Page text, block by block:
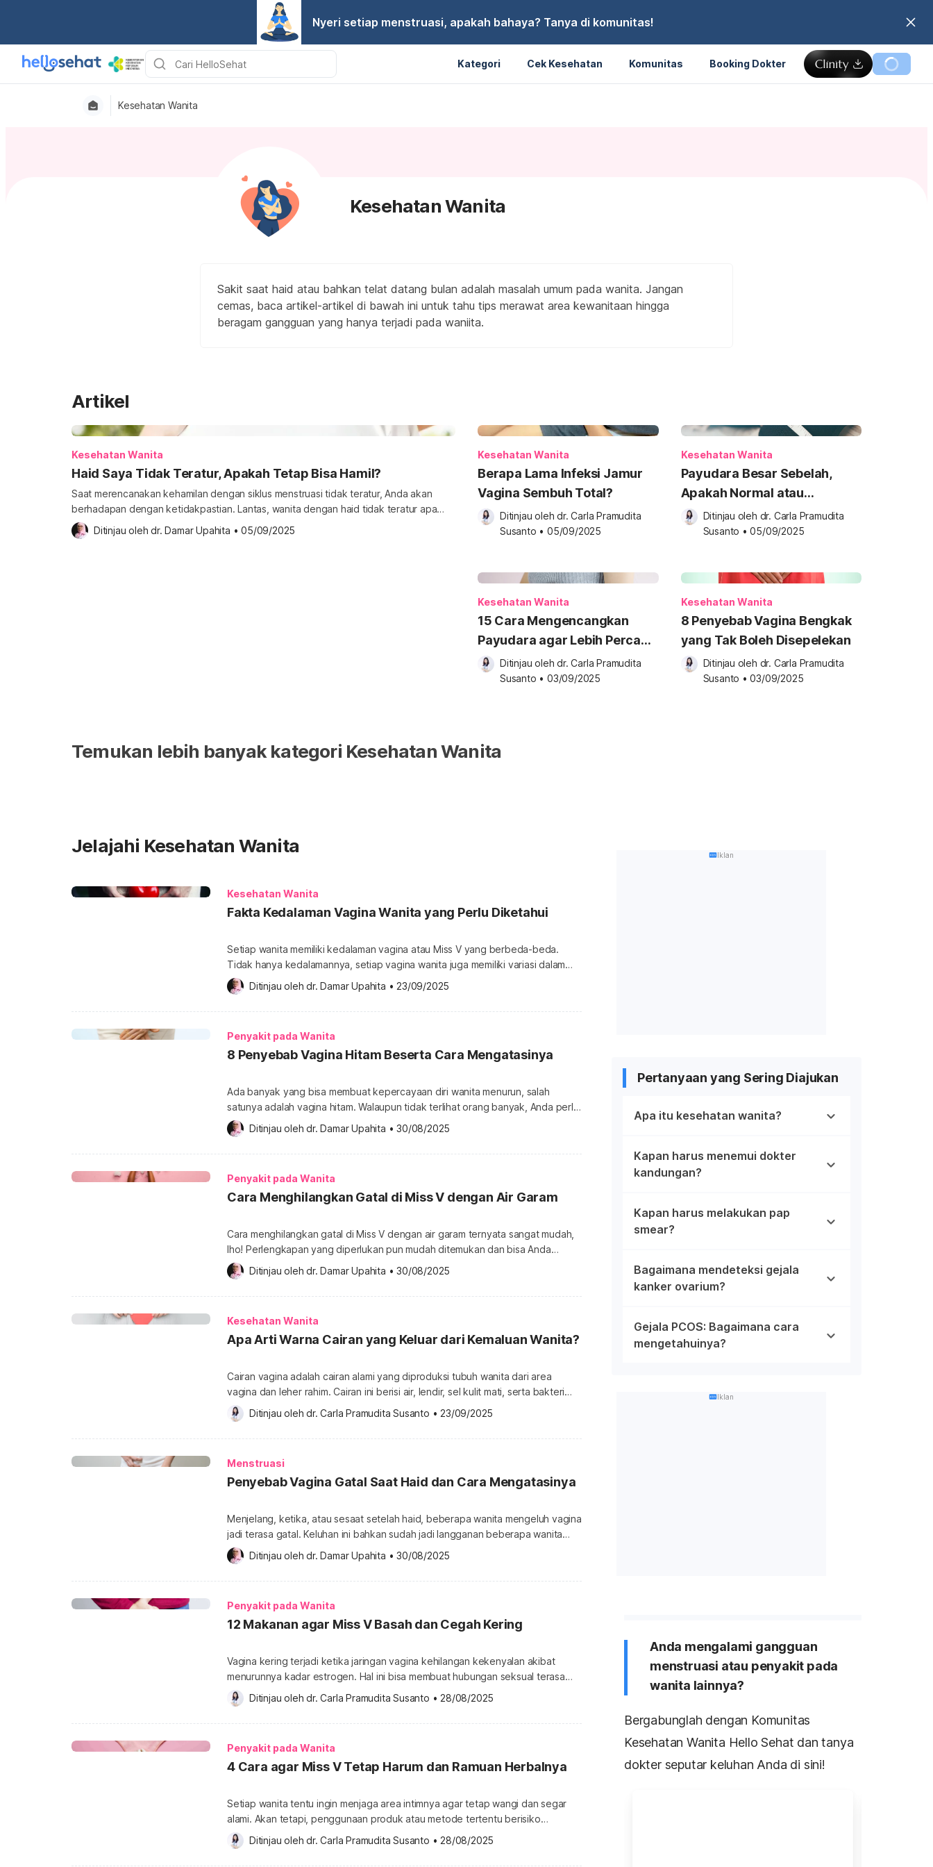
Nyeri setiap menstruasi, apakah bahaya? Tanya di komunitas!
Kategori Cek Kesehatan Komunitas Booking Dokter
Kesehatan Wanita
Kesehatan Wanita
Sakit saat haid atau bahkan telat datang bulan adalah masalah umum pada wanita. Jangan
cemas, baca artikel-artikel di bawah ini untuk tahu tips merawat area kewanitaan hingga
beragam gangguan yang hanya terjadi pada waniita.
Artikel
Kesehatan Wanita
Haid Saya Tidak Teratur, Apakah Tetap Bisa Hamil?
Saat merencanakan kehamilan dengan siklus menstruasi tidak teratur, Anda akan
berhadapan dengan ketidakpastian. Lantas, wanita dengan haid tidak teratur apa
bisa hamil? Simak penjelasannya di bawah ini. Apakah kondisi haid tidak teratur bisa
hamil? Wanita yang mengalami haid walaupun tidak teratur masih bisa hamil. Namun,
Ditinjau oleh dr. Damar Upahita • 05/09/2025
Kesehatan Wanita
Berapa Lama Infeksi Jamur
Vagina Sembuh Total?
Ditinjau oleh dr. Carla Pramudita
Susanto • 05/09/2025
Kesehatan Wanita
Payudara Besar Sebelah,
Apakah Normal atau
Berbahaya?
Ditinjau oleh dr. Carla Pramudita
Susanto • 05/09/2025
Kesehatan Wanita
15 Cara Mengencangkan
Payudara agar Lebih Percaya
Diri Ditinjau oleh dr. Carla Pramudita
Susanto • 03/09/2025
Kesehatan Wanita
8 Penyebab Vagina Bengkak
yang Tak Boleh Disepelekan
Ditinjau oleh dr. Carla Pramudita
Susanto • 03/09/2025
Temukan lebih banyak kategori Kesehatan Wanita
Jelajahi Kesehatan Wanita
Kesehatan Wanita
Fakta Kedalaman Vagina Wanita yang Perlu Diketahui
Setiap wanita memiliki kedalaman vagina atau Miss V yang berbeda-beda.
Tidak hanya kedalamannya, setiap vagina wanita juga memiliki variasi dalam
bentuk dan ukurannya. Jadi berapa ukuran normal kedalaman Miss V wanita?
Berikut penjelasannya. Berapa ukuran normal kedalaman vagina? Pada
dasarnya, setiap wanita memiliki bentuk tubuh yang berbeda-beda. Ambil
Ditinjau oleh dr. Damar Upahita • 23/09/2025
Penyakit pada Wanita
8 Penyebab Vagina Hitam Beserta Cara Mengatasinya
Ada banyak yang bisa membuat kepercayaan diri wanita menurun, salah
satunya adalah vagina hitam. Walaupun tidak terlihat orang banyak, Anda perlu
mewaspadai kondisi ini. Sebenarnya, apa saja penyebab vagina atau Miss V
wanita menjadi hitam? Simak penjelasan dalam artikel ini. Penyebab vagina
menjadi hitam Setiap wanita bisa memiliki ukuran, bentuk, dan warna vagina
Ditinjau oleh dr. Damar Upahita • 30/08/2025
Penyakit pada Wanita
Cara Menghilangkan Gatal di Miss V dengan Air Garam
Cara menghilangkan gatal di Miss V dengan air garam ternyata sangat mudah,
lho! Perlengkapan yang diperlukan pun mudah ditemukan dan bisa Anda
lakukan sendiri di rumah. Untuk lebih jelasnya, yuk simak pembahasan berikut!
Apakah air garam ampuh untuk gatal Miss V? Ya, air garam membantu
mengatasi gatal pada Miss V, bahkan cara ini sudah dilakukan secara turun-
Ditinjau oleh dr. Damar Upahita • 30/08/2025
Kesehatan Wanita
Apa Arti Warna Cairan yang Keluar dari Kemaluan Wanita?
Cairan vagina adalah cairan alami yang diproduksi tubuh wanita dari area
vagina dan leher rahim. Cairan ini berisi air, lendir, sel kulit mati, serta bakteri
baik, dan berfungsi menjaga vagina tetap lembap, bersih, terlindungi dari
infeksi, dan mendukung kesuburan. Lantas, seperti apa warna cairan
perempuan yang normal? Macam-macam warna cairan perempuan Biasanya,
Ditinjau oleh dr. Carla Pramudita Susanto • 23/09/2025
Menstruasi
Penyebab Vagina Gatal Saat Haid dan Cara Mengatasinya
Menjelang, ketika, atau sesaat setelah haid, beberapa wanita mengeluh vagina
jadi terasa gatal. Keluhan ini bahkan sudah jadi langganan beberapa wanita
setiap bulannya. Sebenarnya, apa yang menyebabkan vagina gatal saat haid?
Apakah hal ini wajar? Berikut ulasannya. Berbagai penyebab vagina gatal saat
haid Meskipun cukup sering terjadi, vagina gatal saat haid sebaiknya tidak
Ditinjau oleh dr. Damar Upahita • 30/08/2025
Penyakit pada Wanita
12 Makanan agar Miss V Basah dan Cegah Kering
Vagina kering terjadi ketika jaringan vagina kehilangan kekenyalan akibat
menurunnya kadar estrogen. Hal ini bisa membuat hubungan seksual terasa
tak nyaman bahkan menyakitkan. Selain menggunakan obat-obatan, Anda bisa
konsumsi makanan agar Miss V basah. Makanan untuk mengatasi vagina kering
Kekeringan vagina adalah masalah umum bagi wanita yang biasanya dialami
Ditinjau oleh dr. Carla Pramudita Susanto • 28/08/2025
Penyakit pada Wanita
4 Cara agar Miss V Tetap Harum dan Ramuan Herbalnya
Setiap wanita tentu ingin menjaga area intimnya agar tetap wangi dan segar
alami. Akan tetapi, penggunaan produk atau metode tertentu berisiko
membahayakan kesehatan Miss V Anda. Lalu, bagaimana cara agar vagina atau
Miss V bisa tetap harum dan segar? Berikut jawabannya. Perlukah membuat
Miss V wangi? Anda mungkin sering melihat iklan produk perawatan vagina
Ditinjau oleh dr. Carla Pramudita Susanto • 28/08/2025
Iklan
Pertanyaan yang Sering Diajukan
Apa itu kesehatan wanita?
Kapan harus menemui dokter
kandungan?
Kapan harus melakukan pap
smear?
Bagaimana mendeteksi gejala
kanker ovarium?
Gejala PCOS: Bagaimana cara
mengetahuinya?
Iklan
Anda mengalami gangguan
menstruasi atau penyakit pada
wanita lainnya?
Bergabunglah dengan Komunitas
Kesehatan Wanita Hello Sehat dan tanya
dokter seputar keluhan Anda di sini!